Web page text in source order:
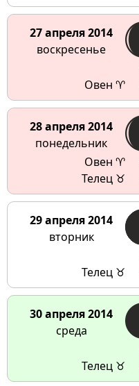
27 апреля 2014
воскресенье
Овен ♈
28 апреля 2014
понедельник
Овен ♈
Телец ♉
29 апреля 2014
вторник
Телец ♉
30 апреля 2014
среда
Телец ♉